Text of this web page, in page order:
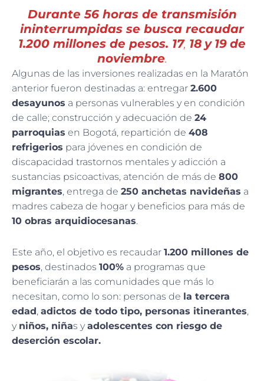
Durante56 horas de transmisión
ininterrumpidas se busca recaudar
1.200 millones de pesos. 17, 18 y 19 de
noviembre.
Algunas de las inversiones realizadas en la Maratón
anterior fueron destinadas a: entregar 2.600
desayunos a personas vulnerables y en condición
de calle; construcción y adecuación de 24
parroquias en Bogotá, repartición de 408
refrigerios para jóvenes en condición de
discapacidad trastornos mentales y adicción a
sustancias psicoactivas, atención de más de 800
migrantes, entrega de 250 anchetas navideñas a
madres cabeza de hogar y beneficios para más de
10 obras arquidiocesanas.
Este año, el objetivo es recaudar 1.200 millones de
pesos, destinados 100% a programas que
beneficiarán a las comunidades que más lo
necesitan, como lo son: personas de la tercera
edad , adictos de todo tipo, personas itinerantes,
y niños, niñas y adolescentes con riesgo de
deserción escolar.